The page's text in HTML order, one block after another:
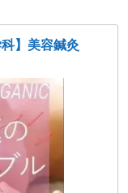
】美容鍼灸